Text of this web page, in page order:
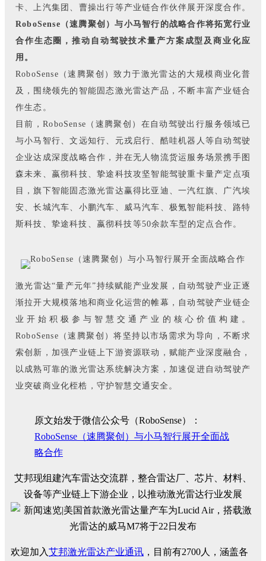
卡、上汽集团、曹操出行等产业链合作伙伴展开深度合作。
RoboSense（速腾聚创）与小马智行的战略合作将拓宽行业
合作生态圈，推动自动驾驶技术量产方案成型及商业化应
用。
RoboSense（速腾聚创）致力于激光雷达的大规模商业化普
及，围绕领先的智能固态激光雷达产品，不断丰富产业链合
作生态。
目前，RoboSense（速腾聚创）在自动驾驶出行服务领域已
与小马智行、文远知行、元戎启行、酷哇机器人 等自动驾驶
企业达成深度战略合作，并在无人物流货运服务场景携手图
森未来、嬴彻科技、挚途科技攻坚智能驾驶重卡量产定点项
目，旗下智能固态激光雷达赢得比亚迪、一汽红旗、广汽埃
安、长城汽车、小鹏汽车、威马汽车、极氪智能科技、路特
斯科技、挚途科技、嬴彻科技等50余款车型的定点合作。
激光雷达“量产元年”持续赋能产业发展，自动驾驶产业正逐
渐拉开大规模落地和商业化运营的帷幕，自动驾驶产业链企
业开始积极参与智慧交通产业的核心价值构建。
RoboSense（速腾聚创）将坚持以市场需求为导向，不断求
索创新，加强产业链上下游资源联动，赋能产业深度融合，
以成熟可靠的激光雷达系统解决方案，加速促进自动驾驶产
业突破商业化桎梏，守护智慧交通安全。
原文始发于微信公众号（RoboSense）：
RoboSense（速腾聚创）与小马智行展开全面战
略合作
艾邦现组建汽车雷达交流群，整合雷达厂、芯片、材料、
设备等产业链上下游企业，以推动激光雷达行业发展
欢迎加入艾邦激光雷达产业通讯 ，目前有2700人，涵盖各